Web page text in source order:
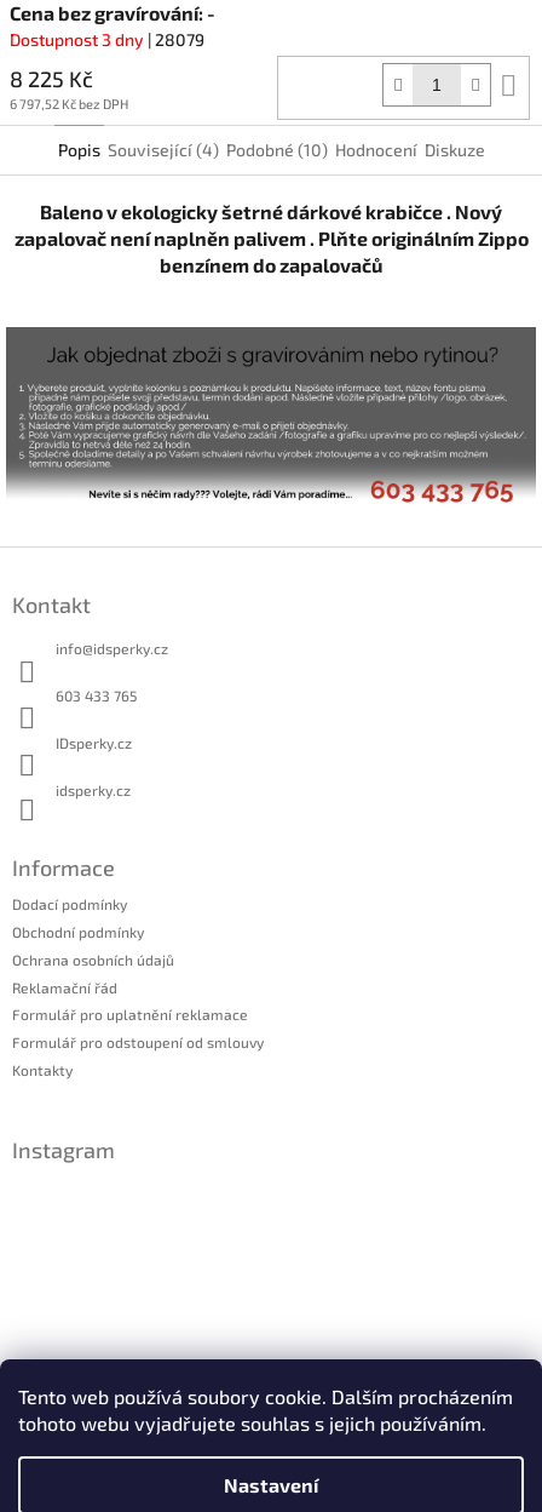
Tento web používá soubory cookie. Dalším procházením
tohoto webu vyjadřujete souhlas s jejich používáním.
Nastavení
Cena bez gravírování: -
Dostupnost 3 dny | 28079
8 225 Kč
6 797,52 Kč bez DPH
Popis Související (4) Podobné (10) Hodnocení Diskuze
Baleno v ekologicky šetrné dárkové krabičce . Nový
zapalovač není naplněn palivem . Plňte originálním Zippo
benzínem do zapalovačů
Kontakt
info@idsperky.cz
603 433 765
IDsperky.cz
idsperky.cz
Informace
Dodací podmínky
Obchodní podmínky
Ochrana osobních údajů
Reklamační řád
Formulář pro uplatnění reklamace
Formulář pro odstoupení od smlouvy
Kontakty
Instagram
Sledovat na Instagramu
Facebook